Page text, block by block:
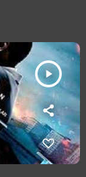
play_arrow